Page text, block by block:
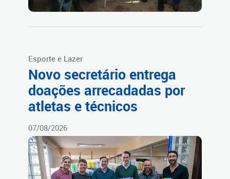
Esporte e Lazer
Novo secretário entrega
doações arrecadadas por
atletas e técnicos
07/08/2026